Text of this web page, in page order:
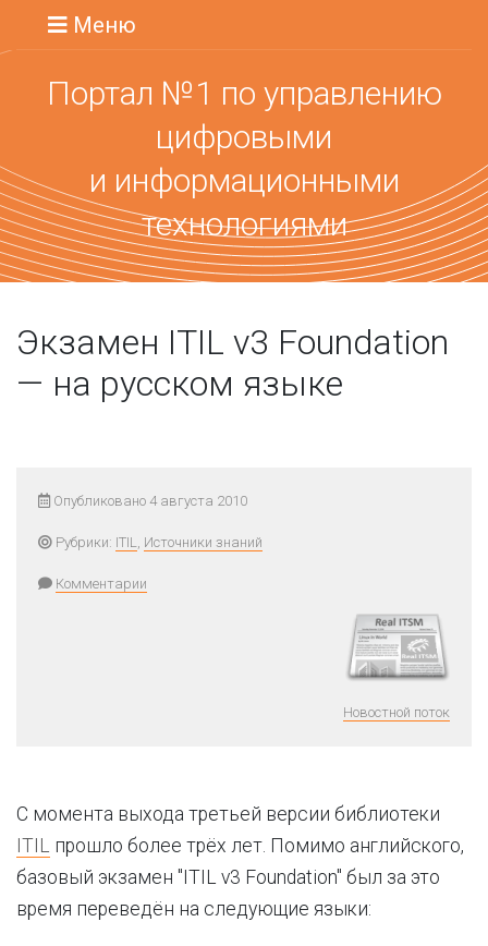
Меню
Портал №1 по управлению
цифровыми
и информационными
технологиями
Экзамен ITIL v3 Foundation
— на русском языке
Опубликовано 4 августа 2010
Рубрики: ITIL, Источники знаний
Комментарии
Новостной поток
С момента выхода третьей версии библиотеки
ITIL прошло более трёх лет. Помимо английского,
базовый экзамен "ITIL v3 Foundation" был за это
время переведён на следующие языки: